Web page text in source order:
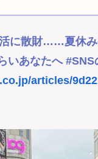
に散財……夏休
いあなたへ #SNS
articles/